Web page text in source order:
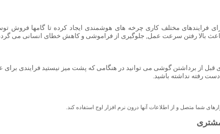
فرایندهای مختلف کاری چرخه های هوشمندی ایجاد کرده تا گامها فروش
بالا رفتن سرعت عمل, جلوگیری از فراموشی و کاهش خطای انسانی می
قبل از برداشتن گوشی می توانید در هنگامی که پشت میز نیستید فرایندی برای
رفته نداشته باشید.
شما متصل و از اطلاعات آنها درون نرم افزار اوج استفاده کند.